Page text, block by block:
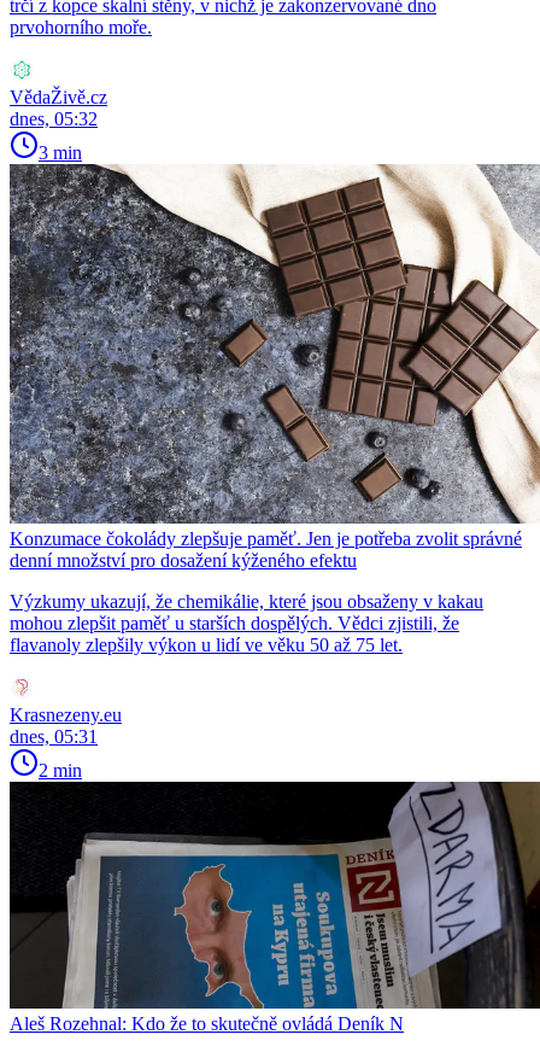
trčí z kopce skalní stěny, v nichž je zakonzervované dno
prvohorního moře.
VědaŽivě.cz
dnes, 05:32
3 min
Konzumace čokolády zlepšuje paměť. Jen je potřeba zvolit správné
denní množství pro dosažení kýženého efektu
Výzkumy ukazují, že chemikálie, které jsou obsaženy v kakau
mohou zlepšit paměť u starších dospělých. Vědci zjistili, že
flavanoly zlepšily výkon u lidí ve věku 50 až 75 let.
Krasnezeny.eu
dnes, 05:31
2 min
Aleš Rozehnal: Kdo že to skutečně ovládá Deník N